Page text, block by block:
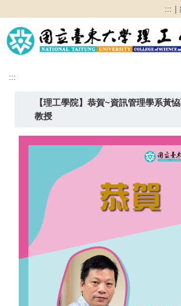
到
主
要
區
::: ｜
:::
【理工學院】恭賀~資訊管理學系黃
教授